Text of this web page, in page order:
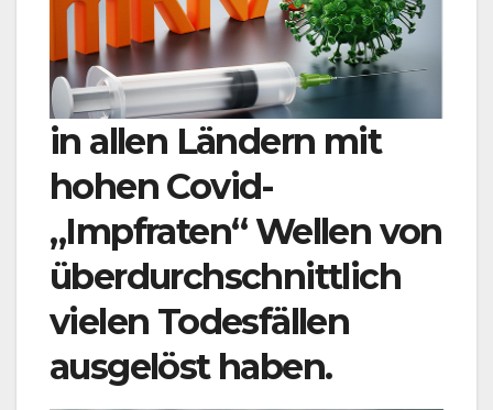
in allen Ländern mit
hohen Covid-
„Impfraten“ Wellen von
überdurchschnittlich
vielen Todesfällen
ausgelöst haben.